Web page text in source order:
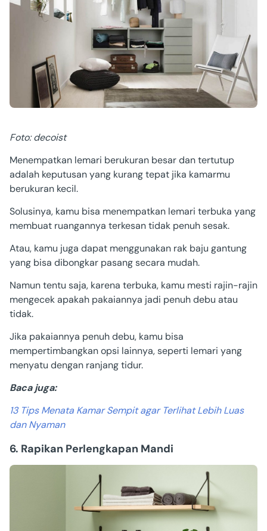
Foto: decoist
Menempatkan lemari berukuran besar dan tertutup
adalah keputusan yang kurang tepat jika kamarmu
berukuran kecil.
Solusinya, kamu bisa menempatkan lemari terbuka yang
membuat ruangannya terkesan tidak penuh sesak.
Atau, kamu juga dapat menggunakan rak baju gantung
yang bisa dibongkar pasang secara mudah.
Namun tentu saja, karena terbuka, kamu mesti rajin-rajin
mengecek apakah pakaiannya jadi penuh debu atau
tidak.
Jika pakaiannya penuh debu, kamu bisa
mempertimbangkan opsi lainnya, seperti lemari yang
menyatu dengan ranjang tidur.
Baca juga:
13 Tips Menata Kamar Sempit agar Terlihat Lebih Luas
dan Nyaman
6. Rapikan Perlengkapan Mandi